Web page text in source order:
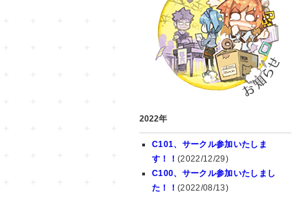
2022年
C101、サークル参加いたしま
す！！ (2022/12/29)
C100、サークル参加いたしまし
た！！ (2022/08/13)